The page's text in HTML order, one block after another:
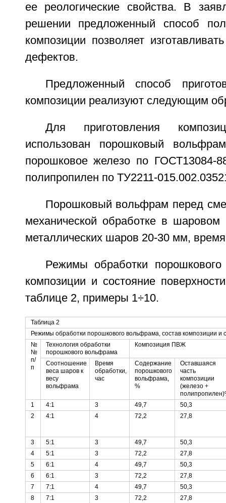
ее реологические свойства. В
решении предложенный способ
композиции позволяет
дефектов.
Предложенный способ
композиции реализуют следующим
Для приготовления
использован порошковый
порошковое железо по ГОСТ13084-
полипропилен по ТУ2211-
Порошковый вольфрам перед
механической обработке в шаровом
металлических шаров 20-30 мм,
Режимы обработки
композиции и состояние
таблице 2, примеры 1÷10.
Таблица 2
Режимы обработки порошкового вольфрама, состав композиции и
№
№
п/
п
Технология обработки
порошкового вольфрама
Композиция ПВЖ
Соотношение
веса шаров к
весу
вольфрама
Время
обработки,
час
Содержание
порошкового
вольфрама,
%
Оставшаяся
часть
композиции
(железо +
1
4:1 3 49,7
50,3
2
4:1 4 72,2 27,8
3 5:1 3 49,7
50,3
4
5:1 3 72,2
27,8
5
6:1 4 49,7
50,3
6
6:1 3 72,2
27,8
7
7:1 4 49,7
50,3
8
7:1 3 72,2
27,8